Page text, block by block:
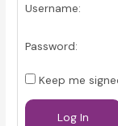
Username:
Password:
Keep me
Log In